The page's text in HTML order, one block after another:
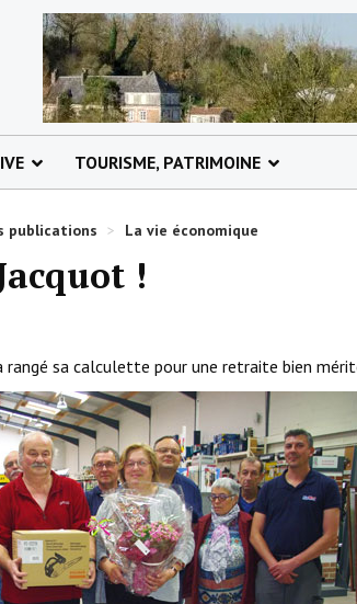
TOURISME, PATRIMOINE
publications > La vie économique
!
sa calculette pour une retraite bien